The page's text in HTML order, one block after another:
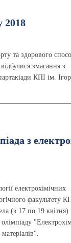
2018
та здорового
змагання з
КПІ ім.
з
електрохімічних
факультету
(з 17 по 19 квітня)